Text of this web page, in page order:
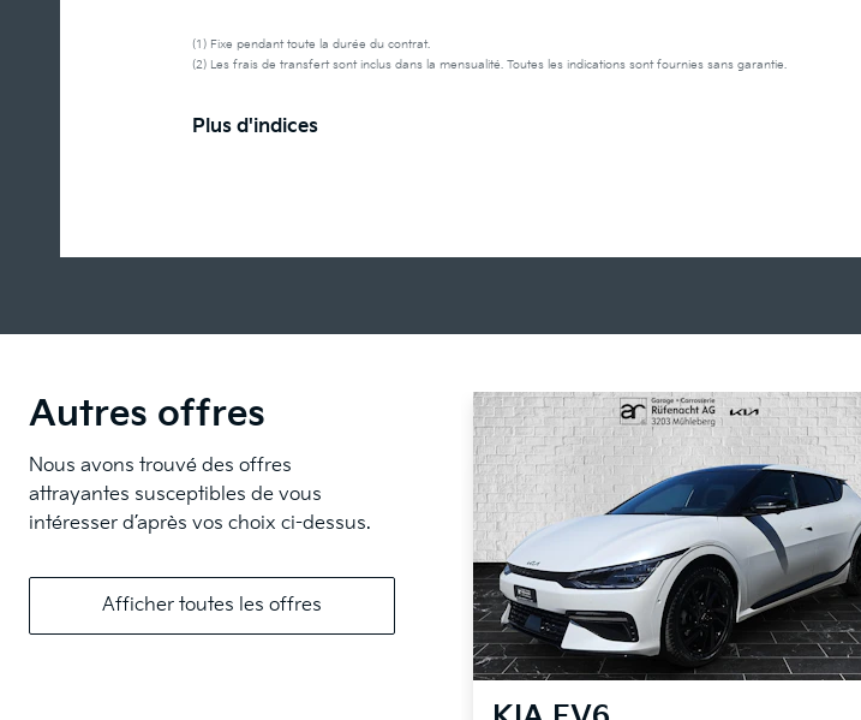
(1) Fixe pendant toute la durée du contrat.
(2) Les frais de transfert sont inclus dans la mensualité. Toutes les indications sont fournies sans garantie.
Plus d'indices
Autres offres
Nous avons trouvé des offres
attrayantes susceptibles de vous
intéresser d’après vos choix ci-dessus.
Afficher toutes les offres